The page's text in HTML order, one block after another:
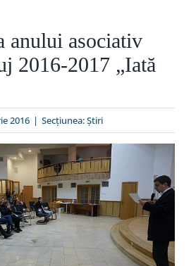
anului asociativ
2016-2017 „Iată
2016 | Secțiunea:Ştiri